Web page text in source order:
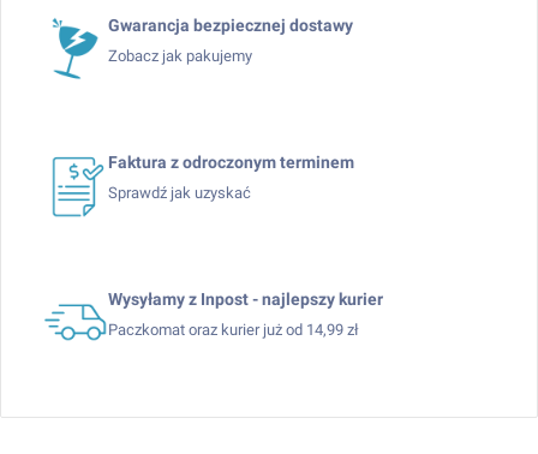
Gwarancja bezpiecznej dostawy
Zobacz jak pakujemy
Faktura z odroczonym terminem
Sprawdź jak uzyskać
Wysyłamy z Inpost - najlepszy kurier
Paczkomat oraz kurier już od 14,99 zł